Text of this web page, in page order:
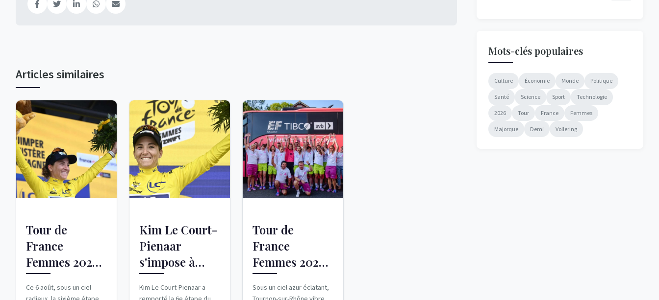
Articles similaires
Tour de
France
Femmes 2026 :
Kim Le Court-
Pienaar
Ce 6 août, sous un ciel
Kim Le Court-
Pienaar
s'impose à
Tournon-sur-
Rhône lors du
Kim Le Court-Pienaar a
Tour de
France
Femmes 2026 :
Kim Le Court
triomphe sur
Sous un ciel azur éclatant,
Mots-clés populaires
Culture Économie Monde Politique
Santé Science Sport Technologie
2026 Tour France Femmes
Majorque Demi Vollering